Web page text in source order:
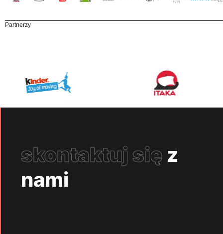
Partnerzy
skontaktuj się z
nami